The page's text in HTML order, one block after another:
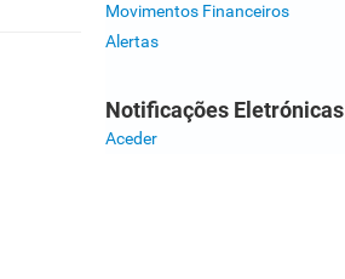
Movimentos Financeiros
Alertas
Notificações Eletrónicas
Aceder